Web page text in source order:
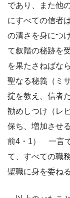
であり、また他
にすべての信者
の清さを身につ
て叙階の秘跡を
を果たさねばな
聖なる秘義（ミ
掟を教え、信者
勧めしつけ（レ
保ち、増加させ
前4・1） 一言
て、すべての職
聖職に身を委ね